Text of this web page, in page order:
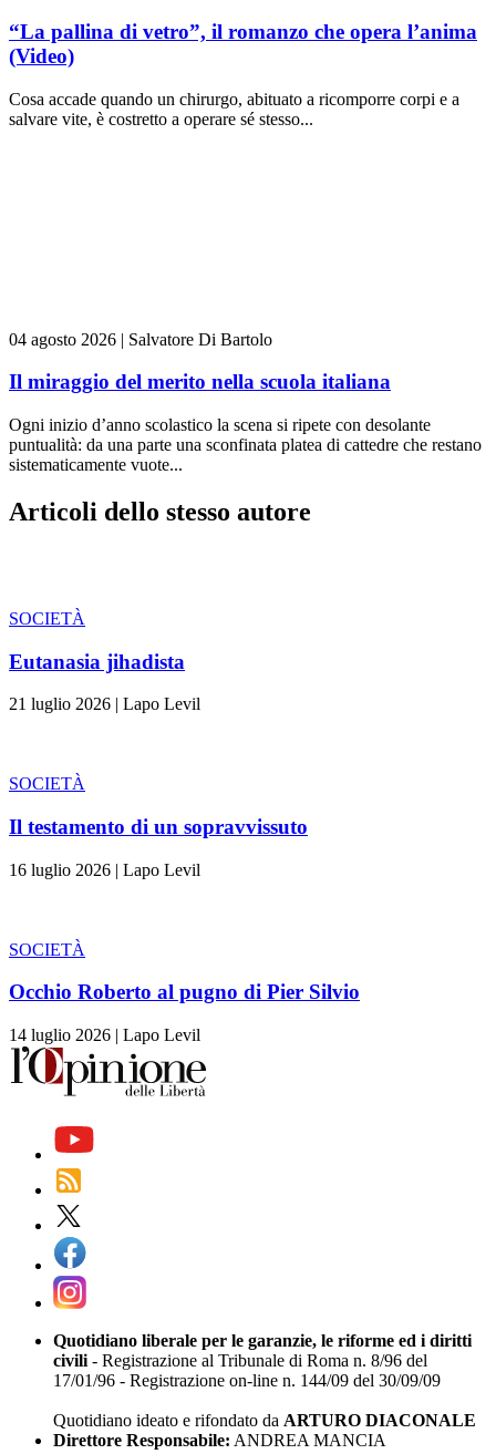
“La pallina di vetro”, il romanzo che opera l’anima
(Video)
Cosa accade quando un chirurgo, abituato a ricomporre corpi e a
salvare vite, è costretto a operare sé stesso...
04 agosto 2026 | Salvatore Di Bartolo
Il miraggio del merito nella scuola italiana
Ogni inizio d’anno scolastico la scena si ripete con desolante
puntualità: da una parte una sconfinata platea di cattedre che restano
sistematicamente vuote...
Articoli dello stesso autore
SOCIETÀ
Eutanasia jihadista
21 luglio 2026 | Lapo Levil
SOCIETÀ
Il testamento di un sopravvissuto
16 luglio 2026 | Lapo Levil
SOCIETÀ
Occhio Roberto al pugno di Pier Silvio
14 luglio 2026 | Lapo Levil
Quotidiano liberale per le garanzie, le riforme ed i diritti
civili - Registrazione al Tribunale di Roma n. 8/96 del
17/01/96 - Registrazione on-line n. 144/09 del 30/09/09
Quotidiano ideato e rifondato da ARTURO DIACONALE
Direttore Responsabile: ANDREA MANCIA